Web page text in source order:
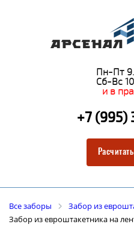
Пн-Пт
Сб-Вс
и в
+7 (995)
Все заборы
Забор из
Забор из евроштакетника на